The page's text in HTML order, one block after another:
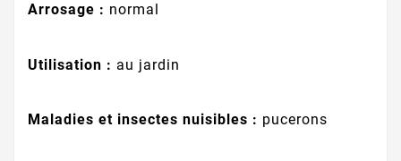
Arrosage : normal
Utilisation : au jardin
Maladies et insectes nuisibles : pucerons